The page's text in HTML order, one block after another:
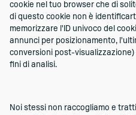
cookie nel tuo browser che di
di questo cookie non è
memorizzare l'ID univoco del
annunci per posizionamento,
conversioni post-
fini di analisi.
Noi stessi non raccogliamo e